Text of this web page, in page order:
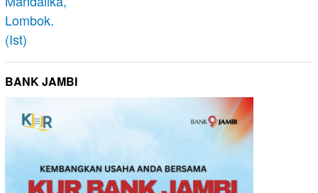
BANK JAMBI